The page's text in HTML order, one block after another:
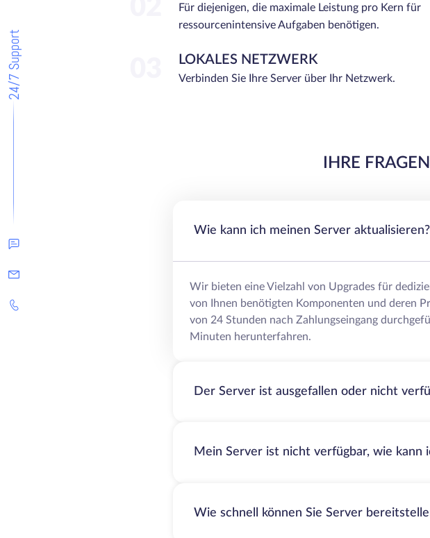
24/7 Support
Für diejenigen, die maximale Leistung pro Kern für
ressourcenintensive Aufgaben benötigen.
LOKALES NETZWERK
Verbinden Sie Ihre Server über Ihr Netzwerk.
IHRE
Wie kann ich meinen Server aktualisieren?
Wir bieten eine Vielzahl von Upgrades für
von Ihnen benötigten Komponenten und deren
von 24 Stunden nach Zahlungseingang
Minuten herunterfahren.
Der Server ist ausgefallen oder nicht
Mein Server ist nicht verfügbar, wie kann
Wie schnell können Sie Server